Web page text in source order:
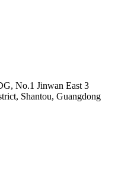
No.1 Jinwan East 3
Shantou, Guangdong